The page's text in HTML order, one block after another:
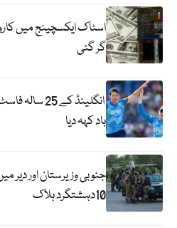
اسٹاک ایکسچینج میں
گر گئی
انگلینڈ کے
باد کہہ دیا
جنوبی وزیرستان اور دیر
10دہشتگرد ہلاک